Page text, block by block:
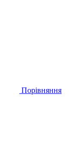
Порівняння